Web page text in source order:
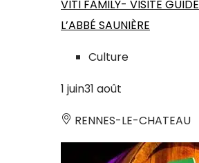
VITI FAMILY- VISITE
L’ABBÉ SAUNIÈRE
Culture
1 juin31 août
RENNES-LE-CHATEAU